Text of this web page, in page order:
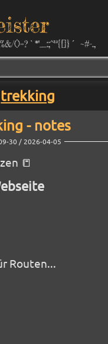
()=?`*''_:;^²³{[]}´ ~#-.,
trekking
- notes
30 / 2026-04-05
📒
Routen...